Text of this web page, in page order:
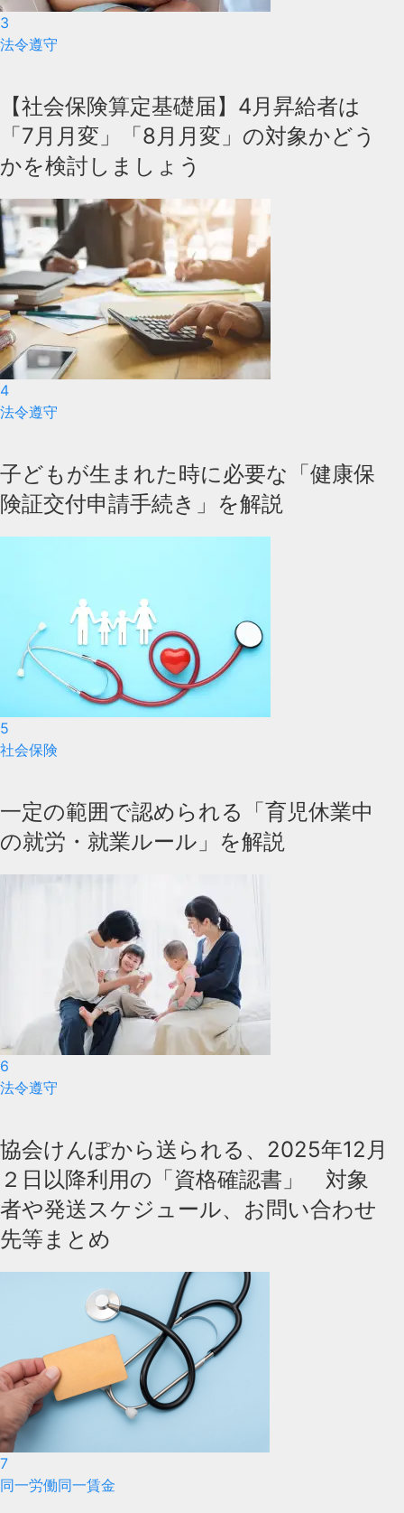
3
法令遵守
【社会保険算定基礎届】4月昇給者は
「7月月変」「8月月変」の対象かどう
かを検討しましょう
4
法令遵守
子どもが生まれた時に必要な「健康保
険証交付申請手続き」を解説
5
社会保険
一定の範囲で認められる「育児休業中
の就労・就業ルール」を解説
6
法令遵守
協会けんぽから送られる、2025年12月
２日以降利用の「資格確認書」 対象
者や発送スケジュール、お問い合わせ
先等まとめ
7
同一労働同一賃金